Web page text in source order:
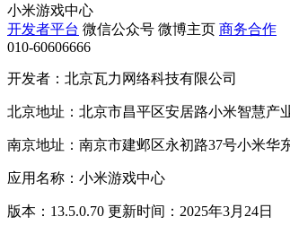
小米游戏中心
开发者平台 微信公众号 微博主页 商务合作
010-60606666
开发者：北京瓦力网络科技有限公司
北京地址：北京市昌平区安居路小米智慧产
南京地址：南京市建邺区永初路37号小米华
应用名称：小米游戏中心
版本：13.5.0.70 更新时间：2025年3月24日